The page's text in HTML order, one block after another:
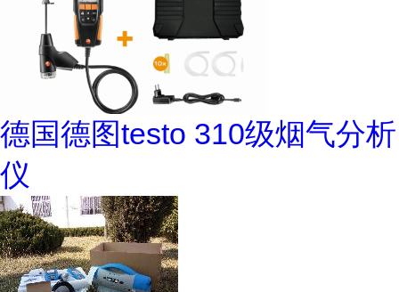
德国德图testo 310级烟气分析
仪